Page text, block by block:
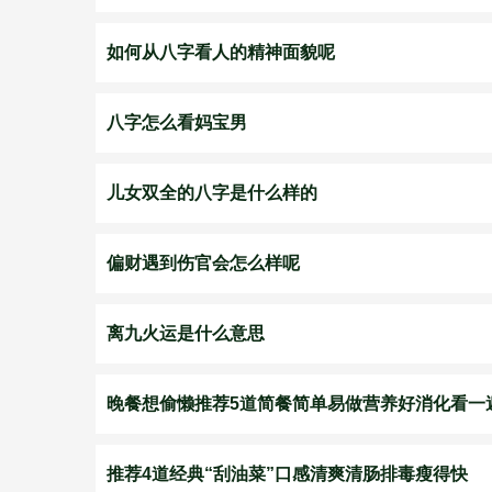
如何从八字看人的精神面貌呢
八字怎么看妈宝男
儿女双全的八字是什么样的
偏财遇到伤官会怎么样呢
离九火运是什么意思
晚餐想偷懒推荐5道简餐简单易做营养好消化看一
推荐4道经典“刮油菜”口感清爽清肠排毒瘦得快